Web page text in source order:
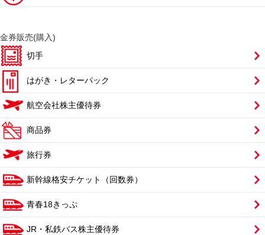
金券販売(購入)
切手
はがき・レターパック
航空会社株主優待券
商品券
旅行券
新幹線格安チケット（回数券）
青春18きっぷ
JR・私鉄バス株主優待券